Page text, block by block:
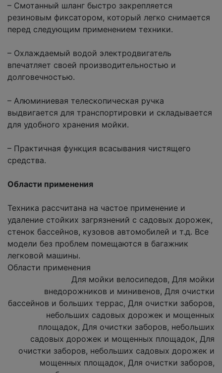
– Смотанный шланг быстро закрепляется
резиновым фиксатором, который легко снимается
перед следующим применением техники.
– Охлаждаемый водой электродвигатель
впечатляет своей производительностью и
долговечностью.
– Алюминиевая телескопическая ручка
выдвигается для транспортировки и складывается
для удобного хранения мойки.
– Практичная функция всасывания чистящего
средства.
Области применения
Техника рассчитана на частое применение и
удаление стойких загрязнений с садовых дорожек,
стенок бассейнов, кузовов автомобилей и т.д. Все
модели без проблем помещаются в багажник
легковой машины.
Области применения
Для мойки велосипедов, Для мойки
внедорожников и минивенов, Для очистки
бассейнов и больших террас, Для очистки заборов,
небольших садовых дорожек и мощенных
площадок, Для очистки заборов, небольших
садовых дорожек и мощенных площадок, Для
очистки заборов, небольших садовых дорожек и
мощенных площадок, Для очистки заборов,